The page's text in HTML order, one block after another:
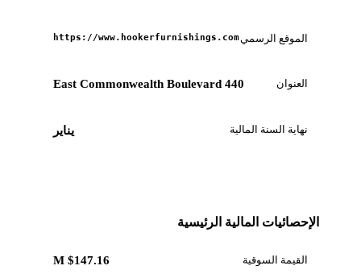
الموقع الرسمي https://www.hookerfurnishings.com
العنوان 440 East Commonwealth Boulevard
نهاية السنة المالية يناير
الإحصائيات المالية الرئيسية
القيمة السوقية $147.16 M